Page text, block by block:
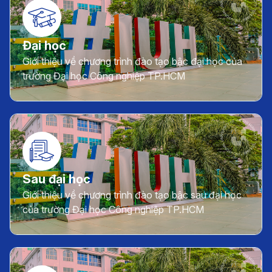
Đại học
Giới thiệu về chương trình đào tạo bậc đại học của
trường Đại học Công nghiệp TP.HCM
Sau đại học
Giới thiệu về chương trình đào tạo bậc sau đại học
của trường Đại học Công nghiệp TP.HCM